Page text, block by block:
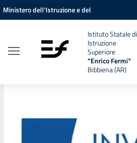
Vai ai contenuti
Vai al menu di navigazione
Vai al footer
Ministero dell'Istruzione e del
Istituto Statale di
Istruzione
Superiore
"Enrico Fermi"
Bibbiena (AR)